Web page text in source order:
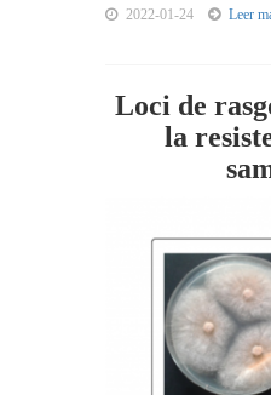
2022-01-24 Leer
Loci de
la